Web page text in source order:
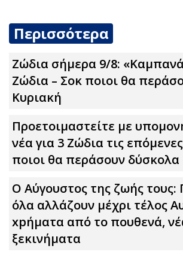
Περισσότερα
Ζώδια σήμερα 9/8:
Zώδια – Σoκ ποιοι θα
Κυριακή
Προετοιμαστείτε με
νέα για 3 Zώδια τις
ποιοι θα περάσουν δύσκολα
Ο Αύγουστος της ζωής τους:
όλα αλλάζουν μέχρι τέλος
xpήματα από το πουθενά,
ξεκινήματα